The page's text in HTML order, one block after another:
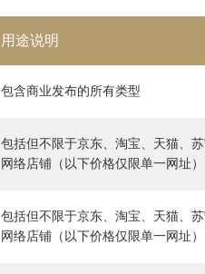
用途说明
包含商业发布的所有类型
包括但不限于京东、淘宝、天猫、
网络店铺（以下价格仅限单一网址）
包括但不限于京东、淘宝、天猫、
网络店铺（以下价格仅限单一网址）